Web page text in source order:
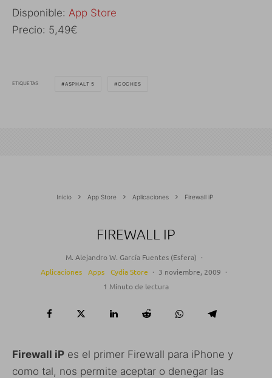
Disponible: App Store
Precio: 5,49€
ETIQUETAS ASPHALT 5 COCHES
Inicio App Store Aplicaciones Firewall iP
FIREWALL IP
M. Alejandro W. García Fuentes (Esfera) ·
Aplicaciones
Apps Cydia Store · 3 noviembre, 2009 ·
1 Minuto de lectura
Firewall iP es el primer Firewall para iPhone y
como tal, nos permite aceptar o denegar las